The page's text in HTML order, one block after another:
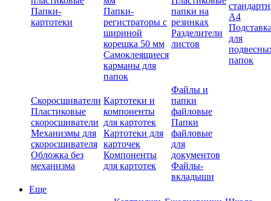
Папки-
картотеки
Папки-
регистраторы с
шириной
корешка 50 мм
Самоклеящиеся
карманы для
папок
папки на
резинках
Разделители
листов
А4
для
папок
Скоросшиватели
Пластиковые
скоросшиватели
Механизмы для
скоросшивателя
Обложка без
механизма
Картотеки и
компоненты
для картотек
Картотеки для
карточек
Компоненты
для картотек
Файлы и
папки
файловые
Папки
файловые
для
документов
Файлы-
вкладыши
Еще